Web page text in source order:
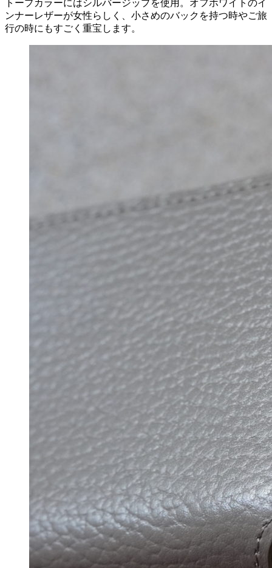
トープカラーにはシルバージップを使用。オフホワイトのイ
ンナーレザーが女性らしく、小さめのバックを持つ時やご旅
行の時にもすごく重宝します。